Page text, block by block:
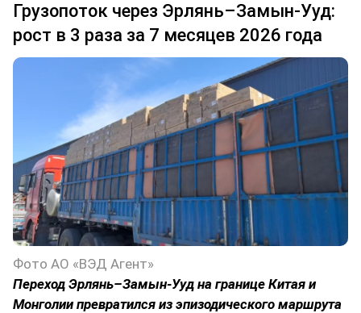
Грузопоток через Эрлянь–Замын-Ууд:
рост в 3 раза за 7 месяцев 2026 года
Фото АО «ВЭД Агент»
Переход Эрлянь–Замын-Ууд на границе Китая и
Монголии превратился из эпизодического маршрута